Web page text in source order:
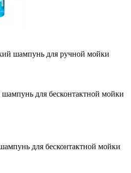
шампунь для ручной мойки
для бесконтактной мойки
для бесконтактной мойки